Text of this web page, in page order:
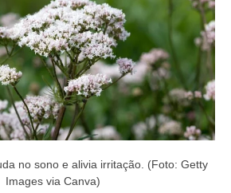
no sono e alivia irritação. (Foto: Getty
Images via Canva)